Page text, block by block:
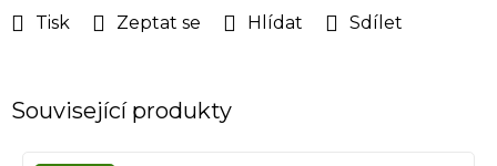
Tisk Zeptat se Hlídat Sdílet
Související produkty